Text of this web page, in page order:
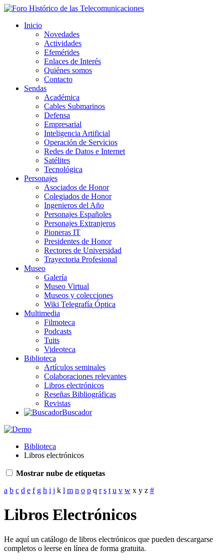
Inicio
Novedades
Actividades
Efemérides
Enlaces de Interés
Quiénes somos
Contacto
Sendas
Académica
Cables Submarinos
Defensa
Empresarial
Inteligencia Artificial
Operación de Servicios
Redes de Datos e Internet
Satélites
Tecnológica
Personajes
Asociados de Honor
Colegiados de Honor
Ingenieros del Año
Personajes Españoles
Personajes Extranjeros
Pioneras IT
Presidentes de Honor
Rectores de Universidad
Trayectoria Profesional
Museo
Galería
Museo Virtual
Museos y colecciones
Wiki Telegrafía Óptica
Multimedia
Filmoteca
Podcasts
Tuits
Videoteca
Biblioteca
Artículos seminales
Colaboraciones relevantes
Libros electrónicos
Reseñas Bibliográficas
Revistas
Buscador
Biblioteca
Libros electrónicos
Mostrar nube de etiquetas
a b c d e f g h i j k l m n o p q r s t u v w x y z #
Libros Electrónicos
He aquí un catálogo de libros electrónicos que pueden descargarse
completos o leerse en línea de forma gratuita.